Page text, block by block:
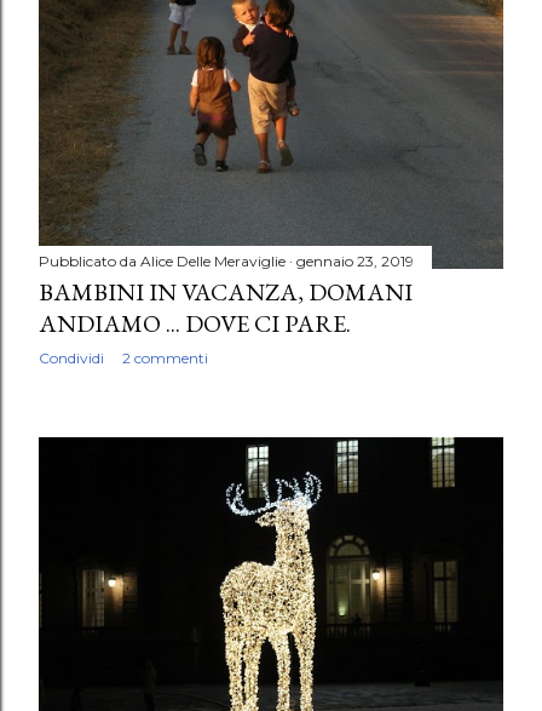
Pubblicato da Alice Delle Meraviglie gennaio 23, 2019
BAMBINI IN VACANZA, DOMANI
ANDIAMO ... DOVE CI PARE.
Condividi 2 commenti